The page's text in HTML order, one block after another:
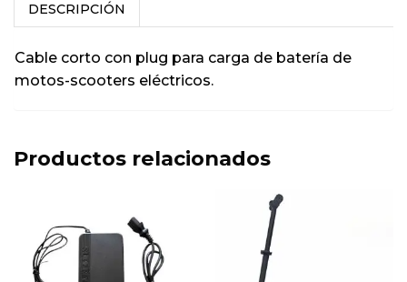
DESCRIPCIÓN
Cable corto con plug para carga de batería de
motos-scooters eléctricos.
Productos relacionados